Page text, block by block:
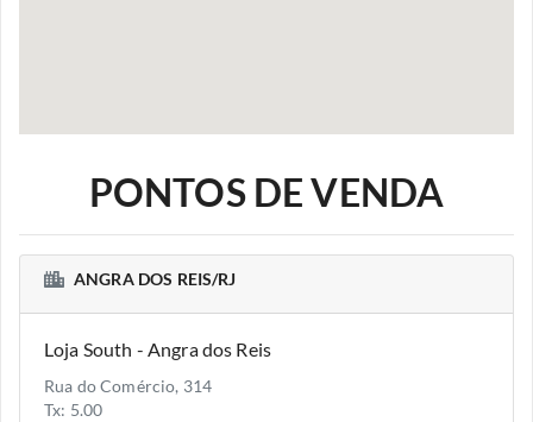
PONTOS DE VENDA
ANGRA DOS REIS/RJ
Loja South - Angra dos Reis
Rua do Comércio, 314
Tx: 5.00